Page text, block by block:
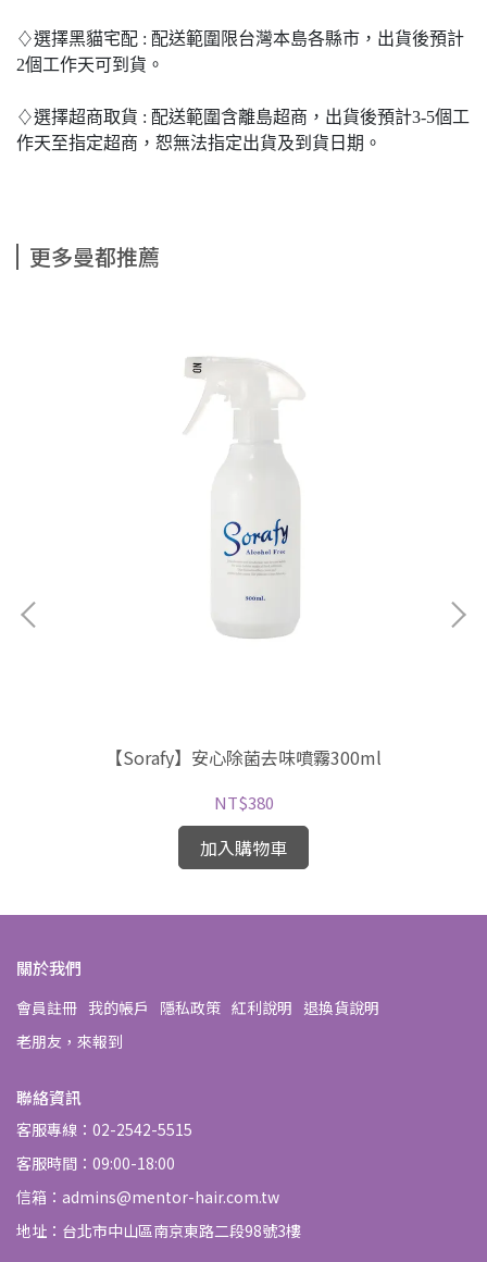
♢選擇黑貓宅配 : 配送範圍限台灣本島各縣市，出貨後預計
2個工作天可到貨。
♢選擇超商取貨 : 配送範圍含離島超商，出貨後預計3-5個工
作天至指定超商，恕無法指定出貨及到貨日期。
更多曼都推薦
【Sorafy】安心除菌去味噴霧300ml
NT$380
加入購物車
關於我們
會員註冊 我的帳戶 隱私政策 紅利說明 退換貨說明
老朋友，來報到
聯絡資訊
客服專線：02-2542-5515
客服時間：09:00-18:00
信箱：admins@mentor-hair.com.tw
地址：台北市中山區南京東路二段98號3樓